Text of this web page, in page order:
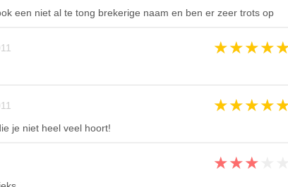
een niet al te tong brekerige naam en ben er zeer trots op
★★★★
★★★★
je niet heel veel hoort!
★★★